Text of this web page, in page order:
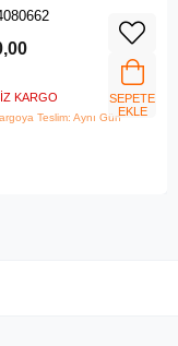
Yuvası, Kablosuz 4G
KARGO
Teslim: Aynı Gün
SEPETE
EKLE